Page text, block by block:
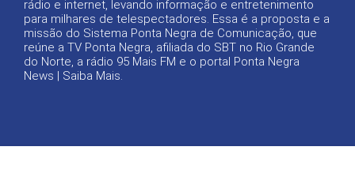
rádio e internet, levando informação e entretenimento
para milhares de telespectadores. Essa é a proposta e a
missão do Sistema Ponta Negra de Comunicação, que
reúne a TV Ponta Negra, afiliada do SBT no Rio Grande
do Norte, a rádio 95 Mais FM e o portal Ponta Negra
News | Saiba Mais.